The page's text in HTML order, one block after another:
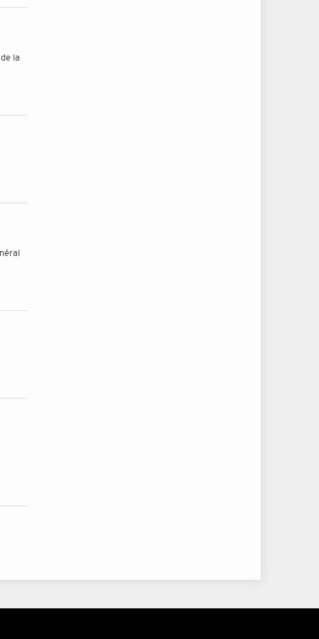
la